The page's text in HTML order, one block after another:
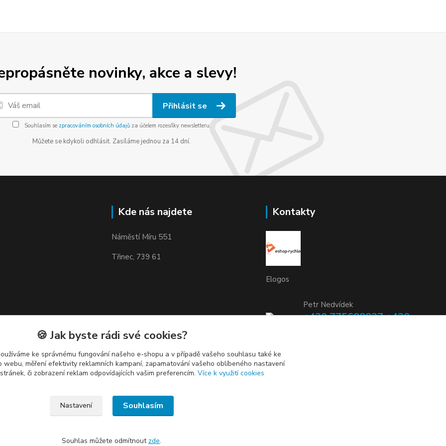
novinky, akce a slevy!
Přihlásit se
Souhlasím se zpracováním osobních údajůza účelem rozesílky newsletteru.
Můžete se kdykoli odhlásit. Zasíláme jednou za 14 dní.
Kde nás najdete
Náměstí Míru 551
Třinec, 739 61
Kontakty
Elogos
Petr Nedvídek
+420 775688827 +420
info@elogos.cz
🍪 Jak byste rádi své cookies?
ke správnému fungování našeho e-shopu a v případě vašeho souhlasu také ke
měření efektivity reklamních kampaní, zapamatování vašeho oblíbeného nastavení
či zobrazení reklam odpovídajících vašim preferencím. Více k využití cookies
Nastavení Souhlasím
Souhlas můžete odmítnout zde.